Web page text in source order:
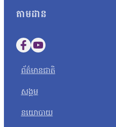
តាមដាន
Follow us on Facebook
Follow us on YouTube
ព័ត៌មានជាតិ
សង្គម
នយោបាយ